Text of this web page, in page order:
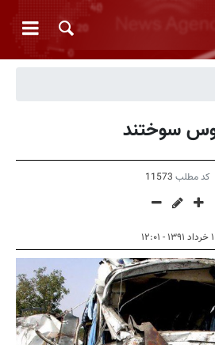
کد مطلب 11573
۱ خرداد ۱۳۹۱ - ۱۲:۰۱